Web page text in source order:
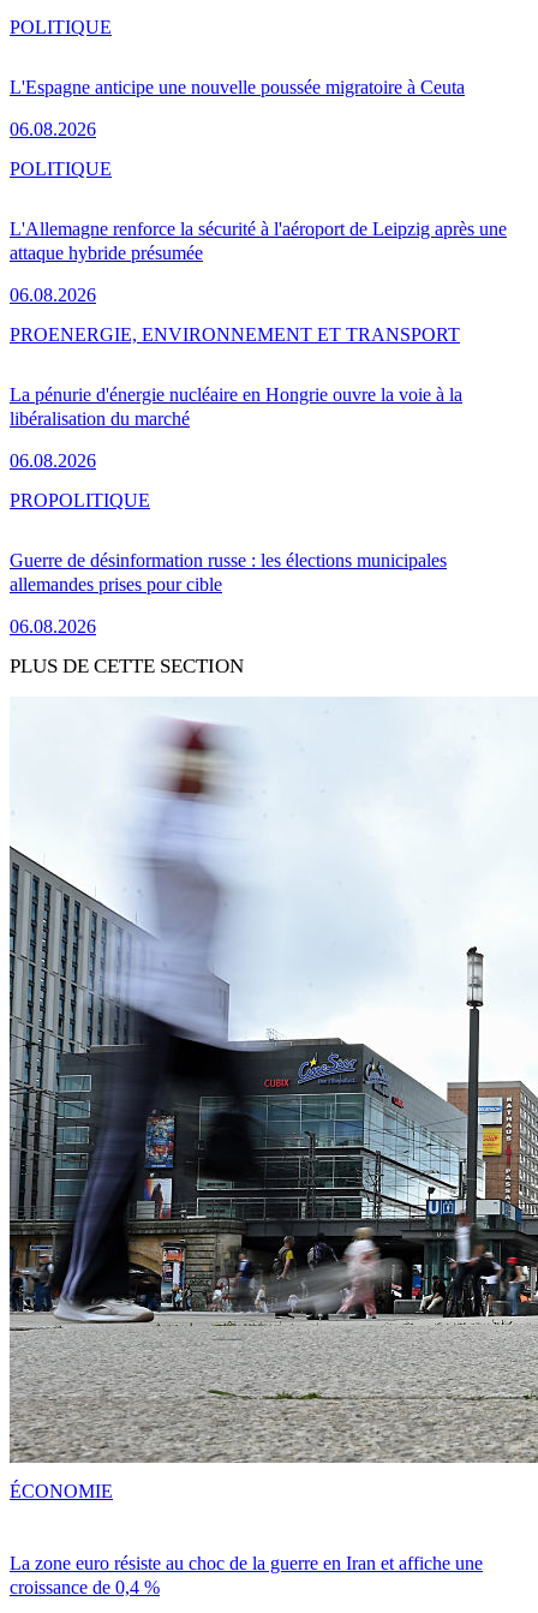
L'Espagne anticipe une nouvelle poussée migratoire à Ceuta
06.08.2026
POLITIQUE
L'Allemagne renforce la sécurité à l'aéroport de Leipzig après une
attaque hybride présumée
06.08.2026
POLITIQUE
La pénurie d'énergie nucléaire en Hongrie ouvre la voie à la
libéralisation du marché
06.08.2026
PROENERGIE, ENVIRONNEMENT ET TRANSPORT
Guerre de désinformation russe : les élections municipales
allemandes prises pour cible
06.08.2026
PROPOLITIQUE
PLUS DE CETTE SECTION
La zone euro résiste au choc de la guerre en Iran et affiche une
croissance de 0,4 %
ÉCONOMIE